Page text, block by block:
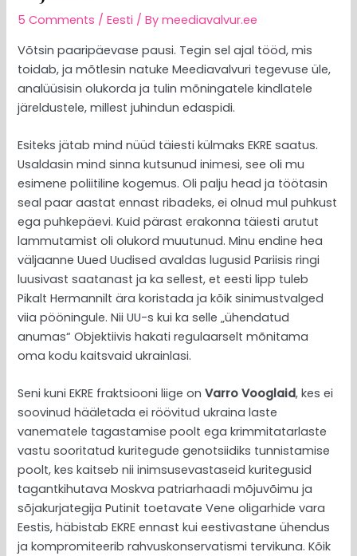
5 Comments /Eesti / Bymeediavalvur.ee
Võtsin paaripäevase pausi. Tegin sel ajal tööd, mis
toidab, ja mõtlesin natuke Meediavalvuri tegevuse üle,
analüüsisin olukorda ja tulin mõningatele kindlatele
järeldustele, millest juhindun edaspidi.
Esiteks jätab mind nüüd täiesti külmaks EKRE saatus.
Usaldasin mind sinna kutsunud inimesi, see oli mu
esimene poliitiline kogemus. Oli palju head ja töötasin
seal paar aastat ennast ribadeks, ei olnud mul puhkust
ega puhkepäevi. Kuid pärast erakonna täiesti arutut
lammutamist oli olukord muutunud. Minu endine hea
väljaanne Uued Uudised avaldas lugusid Pariisis ringi
luusivast saatanast ja ka sellest, et eesti lipp tuleb
Pikalt Hermannilt ära koristada ja kõik sinimustvalged
viia pööningule. Nii UU-s kui ka selle „ühendatud
anumas“ Objektiivis hakati regulaarselt mõnitama
oma kodu kaitsvaid ukrainlasi.
Seni kuni EKRE fraktsiooni liige onVarro Vooglaid, kes ei
soovinud hääletada ei röövitud ukraina laste
vanematele tagastamise poolt ega krimmitatarlaste
vastu sooritatud kuritegude genotsiidiks tunnistamise
poolt, kes kaitseb nii inimsusevastaseid kuritegusid
tagantkihutava Moskva patriarhaadi mõjuvõimu ja
sõjakurjategija Putinit toetavate Vene oligarhide vara
Eestis, häbistab EKRE ennast kui eestivastane ühendus
ja kompromiteerib rahvuskonservatismi tervikuna. Kõik